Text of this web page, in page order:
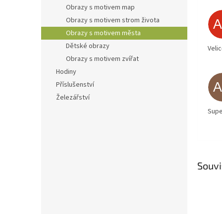
Obrazy s motivem map
Obrazy s motivem strom života
Obrazy s motivem města
Dětské obrazy
Obrazy s motivem zvířat
Hodiny
Příslušenství
Železářství